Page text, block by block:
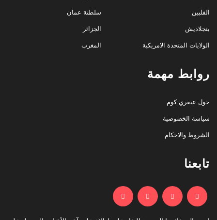
سلطنة عمان
الجزائر
المغرب
الفلبين
بنجلاديش
الولايات المتحدة الامريكية
روابط مهمة
حول عبقري.كوم
سياسة الخصوصية
الشروط والاحكام
تابعنا